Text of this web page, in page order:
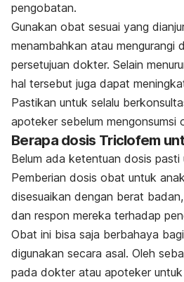
pengobatan.
Gunakan obat sesuai yang
menambahkan atau mengurangi
persetujuan dokter. Selain
hal tersebut juga dapat
Pastikan untuk selalu
apoteker sebelum mengonsumsi
Berapa dosis Triclofem
Belum ada ketentuan dosis pasti
Pemberian dosis obat untuk
disesuaikan dengan berat
dan respon mereka terhadap
Obat ini bisa saja berbahaya
digunakan secara asal. Oleh
pada dokter atau apoteker